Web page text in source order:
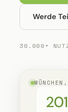
Werde
30.000+